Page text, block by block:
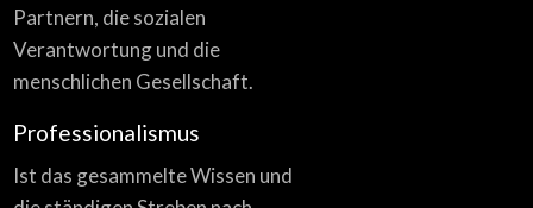
Partnern, die sozialen
Verantwortung und die
menschlichen Gesellschaft.
Professionalismus
Ist das gesammelte Wissen und